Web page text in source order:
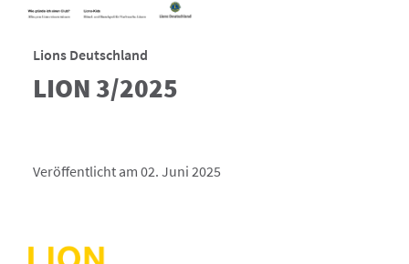
Lions Deutschland
LION 3/2025
Veröffentlicht am 02. Juni 2025